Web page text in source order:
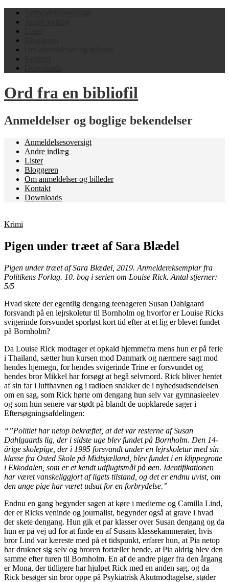
Ord fra en bibliofil
Anmeldelser og boglige bekendelser
Anmeldelsesoversigt
Andre indlæg
Lister
Bloggeren
Om anmeldelser og billeder
Kontakt
Downloads
Krimi
Pigen under træet af Sara Blædel
Pigen under træet af Sara Blædel, 2019. Anmeldereksemplar fra
Politikens Forlag. 10. bog i serien om Louise Rick. Antal stjerner:
5/5
Hvad skete der egentlig dengang teenageren Susan Dahlgaard
forsvandt på en lejrskoletur til Bornholm og hvorfor er Louise Ricks
svigerinde forsvundet sporløst kort tid efter at et lig er blevet fundet
på Bornholm?
Da Louise Rick modtager et opkald hjemmefra mens hun er på ferie
i Thailand, sætter hun kursen mod Danmark og nærmere sagt mod
hendes hjemegn, for hendes svigerinde Trine er forsvundet og
hendes bror Mikkel har forsøgt at begå selvmord. Rick bliver hentet
af sin far i lufthavnen og i radioen snakker de i nyhedsudsendelsen
om en sag, som Rick hørte om dengang hun selv var gymnasieelev
og som hun senere var stødt på blandt de uopklarede sager i
Eftersøgningsafdelingen:
“”Politiet har netop bekræftet, at det var resterne af Susan
Dahlgaards lig, der i sidste uge blev fundet på Bornholm. Den 14-
årige skolepige, der i 1995 forsvandt under en lejrskoletur med sin
klasse fra Osted Skole på Midtsjælland, blev fundet i en klippegrotte
i Ekkodalen, som er et kendt udflugtsmål på øen. Identifikationen
har været vanskeliggjort af ligets tilstand, og det er endnu uvist, om
den unge pige har været udsat for en forbrydelse.”
Endnu en gang begynder sagen at køre i medierne og Camilla Lind,
der er Ricks veninde og journalist, begynder også at grave i hvad
der skete dengang. Hun gik et par klasser over Susan dengang og da
hun er på vej ud for at finde en af Susans klassekammerater, hvis
bror Lind var kæreste med på et tidspunkt, erfarer hun, at Pia netop
har druknet sig selv og broren fortæller hende, at Pia aldrig blev den
samme efter turen til Bornholm. En af de andre piger fra den årgang
er Mona, der tidligere har hjulpet Rick med en anden sag, og da
Rick besøger sin bror oppe på Psykiatrisk Akutmodtagelse, støder